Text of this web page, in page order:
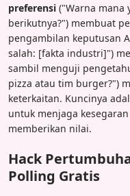
preferensi ("Warna mana
berikutnya?") membuat
pengambilan keputusan
salah: [fakta industri]")
sambil menguji
pizza atau tim burger?")
keterkaitan. Kuncinya
untuk menjaga
memberikan nilai.
Hack
Polling Gratis